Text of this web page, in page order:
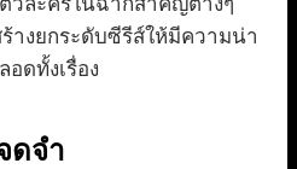
างยกระดับซีรีส์ให้มีความน่า
ดทั้งเรื่อง
ดจำ